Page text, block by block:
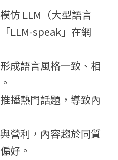
仿 LLM（大型語言
LLM‑speak」在網
成語言風格一致、相
播熱門話題，導致內
營利，內容趨於同質
好。